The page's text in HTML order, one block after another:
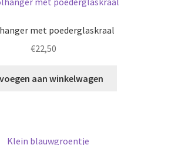
met poederglaskraal
€22,50
aan winkelwagen